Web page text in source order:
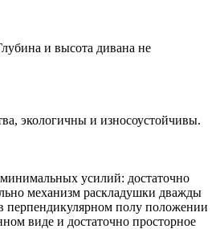
и высота дивана не
экологичны и износоустойчивы.
усилий: достаточно
механизм раскладушки дважды
перпендикулярном полу положении
виде и достаточно просторное